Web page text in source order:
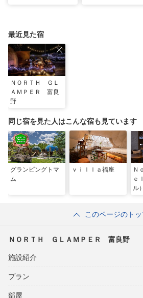
最近見た宿
ＮＯＲＴＨ ＧＬ
ＡＭＰＥＲ 富良
野
同じ宿を見た人はこんな宿も見ています
グランピングトマ
ム
ｖｉｌｌａ福座
Ｎ
ｅ
ル）
このページのト
ＮＯＲＴＨ ＧＬＡＭＰＥＲ 富良野
施設紹介
プラン
部屋